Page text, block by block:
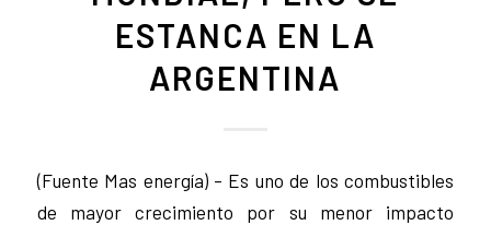
ESTANCA EN LA
ARGENTINA
(Fuente Mas energía) – Es uno de los combustibles
de mayor crecimiento por su menor impacto